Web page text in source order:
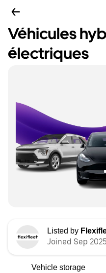
Véhicules
électriques
Listed by
Joined Sep 2025
Vehicle storage